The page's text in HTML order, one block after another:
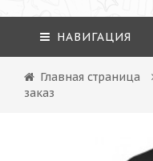
НАВИГАЦИЯ
Главная страница
заказ